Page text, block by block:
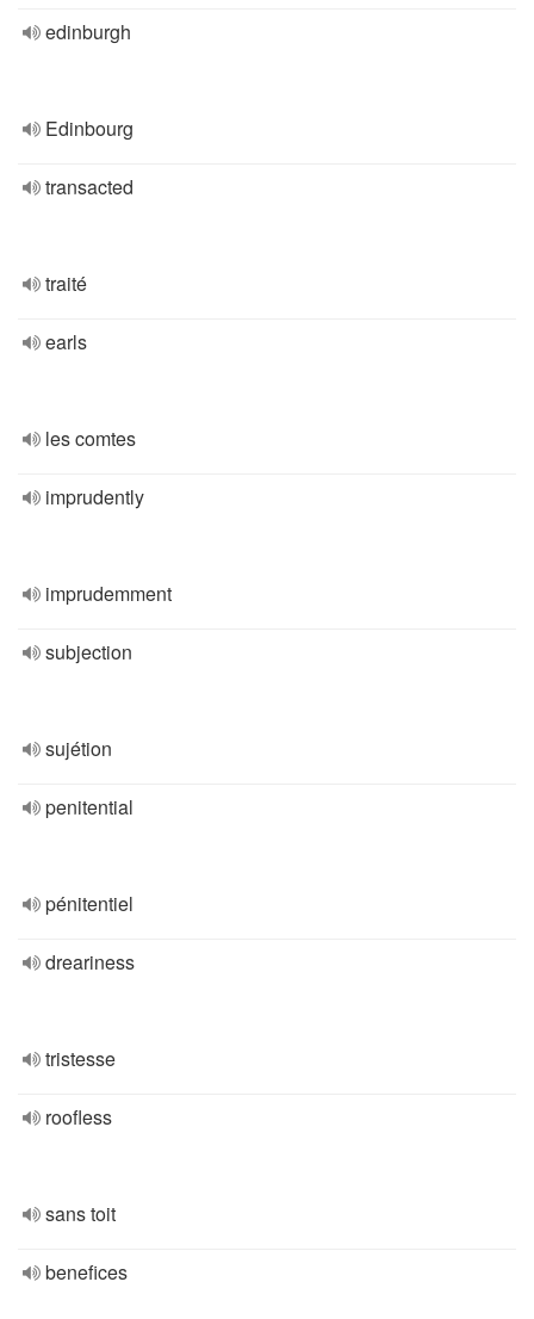
edinburgh
Edinbourg
transacted
traité
earls
les comtes
imprudently
imprudemment
subjection
sujétion
penitential
pénitentiel
dreariness
tristesse
roofless
sans toit
benefices